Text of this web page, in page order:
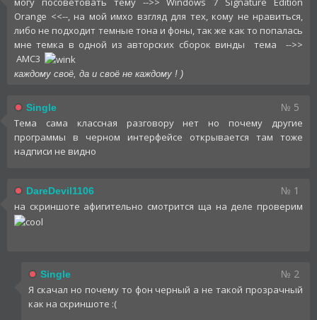
Orange <<--, на мой имхо взгляд для тех, кому не нравиться,
либо не подходит темные тона и фоны, так же как то попалась
мне темка в одной из авторских сборок винды тема -->>
AMC3
каждому своё, да и своё не каждому ! )
Single № 5
Тема сама классная разговору нет но почему другие
программы в черном интерфейсе открывается там тоже
надписи не видно
DareDevil1106 № 1
на скриншоте афигительно смотрится ща на деле проверим
Single № 2
Я скачал но почему то фон черный а не такой прозрачный
как на скриншоте :(